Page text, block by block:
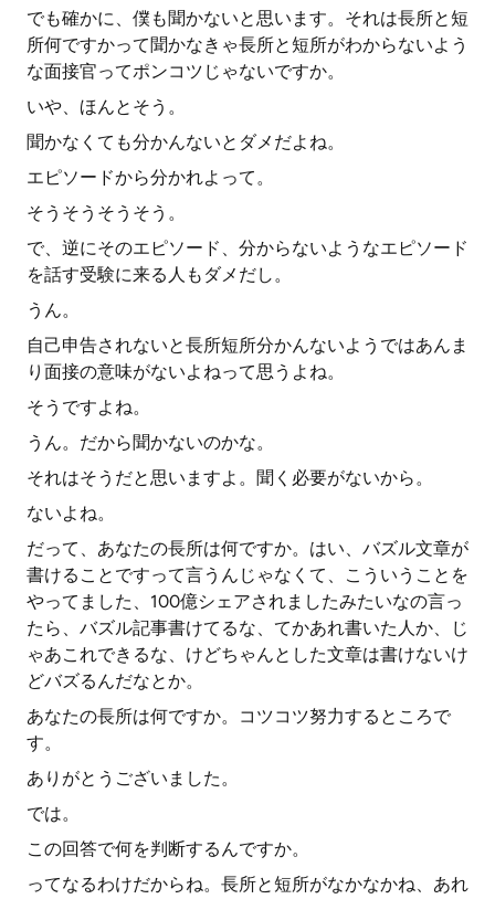
でも確かに、僕も聞かないと思います。それは長所と短
所何ですかって聞かなきゃ長所と短所がわからないよう
な面接官ってポンコツじゃないですか。
いや、ほんとそう。
聞かなくても分かんないとダメだよね。
エピソードから分かれよって。
そうそうそうそう。
で、逆にそのエピソード、分からないようなエピソード
を話す受験に来る人もダメだし。
うん。
自己申告されないと長所短所分かんないようではあんま
り面接の意味がないよねって思うよね。
そうですよね。
うん。だから聞かないのかな。
それはそうだと思いますよ。聞く必要がないから。
ないよね。
だって、あなたの長所は何ですか。はい、バズル文章が
書けることですって言うんじゃなくて、こういうことを
やってました、100億シェアされましたみたいなの言っ
たら、バズル記事書けてるな、てかあれ書いた人か、じ
ゃあこれできるな、けどちゃんとした文章は書けないけ
どバズるんだなとか。
あなたの長所は何ですか。コツコツ努力するところで
す。
ありがとうございました。
では。
この回答で何を判断するんですか。
ってなるわけだからね。長所と短所がなかなかね、あれ